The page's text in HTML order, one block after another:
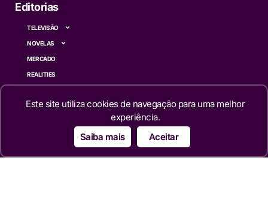
Editorias
TELEVISÃO
NOVELAS
MERCADO
REALITIES
CINEMA
Este site utiliza cookies de navegação para uma melhor
experiência.
Saiba mais
Aceitar